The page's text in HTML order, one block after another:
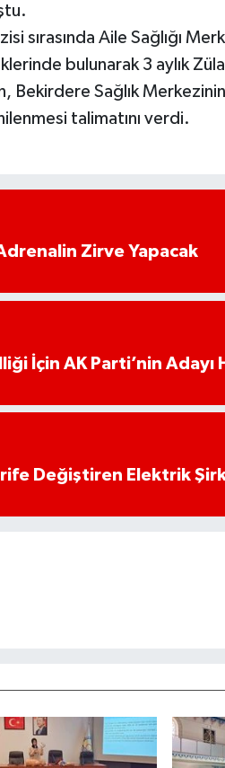
sırasında Aile Sağlığı
bulunarak 3 aylık
Bekirdere Sağlık
talimatını verdi.
Zirve Yapacak
İçin AK Parti’nin
Değiştiren Elektrik